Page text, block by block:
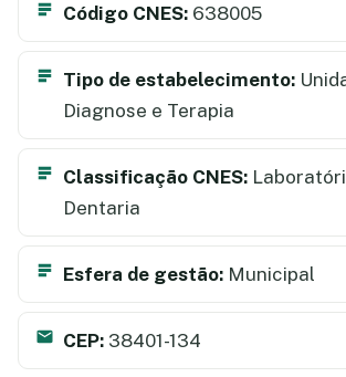
Código CNES: 638005
Tipo de estabelecimento:
Diagnose e Terapia
Classificação CNES:
Dentaria
Esfera de gestão: Municipal
CEP: 38401-134